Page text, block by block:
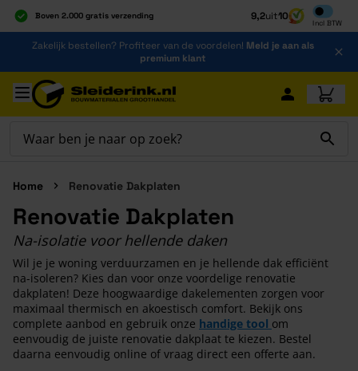
Boven 2.000 gratis verzending
Al 40 jaar dé specialist
Alles onder één dak
9,2uit10
Incl BTW
Inclusief
Ga naar de inhoud
Zakelijk bestellen? Profiteer van de voordelen! Meld je aan als
premium klant
Ga naar hoofdinhoud
Home Renovatie Dakplaten
Renovatie Dakplaten
Na-isolatie voor hellende daken
Wil je je woning verduurzamen en je hellende dak efficiënt
na-isoleren? Kies dan voor onze voordelige renovatie
dakplaten! Deze hoogwaardige dakelementen zorgen voor
maximaal thermisch en akoestisch comfort. Bekijk ons
complete aanbod en gebruik onze handige tool om
eenvoudig de juiste renovatie dakplaat te kiezen. Bestel
daarna eenvoudig online of vraag direct een offerte aan.